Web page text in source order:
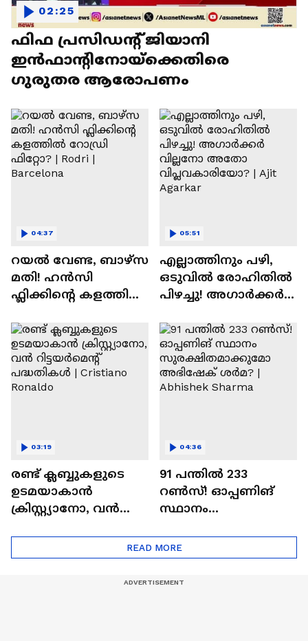
ഫിഫ പ്രസിഡന്റ് ജിയാനി
ഇൻഫാന്റിനോയ്‌ക്കെതിരെ
ഗുരുതര ആരോപണം
02:25
റയല്‍ വേണ്ട, ബാഴ്‌സ
മതി! ഹൻസി
ഫ്ലിക്കിന്റെ കളത്തില്‍
Rodri | Barcelona
04:37
എല്ലാത്തിനും പഴി,
ഒടുവില്‍ രോഹിതില്‍
പിഴച്ചു! അഗാര്‍ക്കർ
വിപ്ലവകാരിയോ? |
Ajit Agarkar
05:51
രണ്ട്‌ ക്ലബ്ബുകളുടെ
ഉടമയാകാന്‍
ക്രിസ്റ്റ്യാനോ, വന്‍
പദ്ധതികള്‍ | Cristiano
Ronaldo
03:19
91 പന്തില്‍ 233
റണ്‍സ്! ഓപ്പണിങ്
സ്ഥാനം
അഭിഷേക് ശർമ? |
Abhishek Sharma
04:36
READ MORE